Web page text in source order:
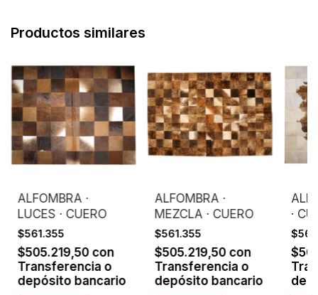
Productos similares
ALFOMBRA ·
LUCES · CUERO
$561.355
$505.219,50 con
Transferencia o
depósito bancario
ALFOMBRA ·
MEZCLA · CUERO
$561.355
$505.219,50 con
Transferencia o
depósito bancario
·